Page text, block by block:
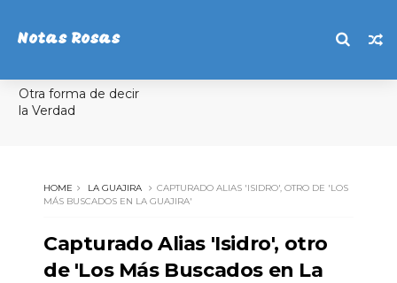
Notas Rosas
Otra forma de decir
la Verdad
HOME LA GUAJIRA
CAPTURADO ALIAS 'ISIDRO', OTRO DE 'LOS
MÁS BUSCADOS EN LA GUAJIRA'
Capturado Alias 'Isidro', otro
de 'Los Más Buscados en La